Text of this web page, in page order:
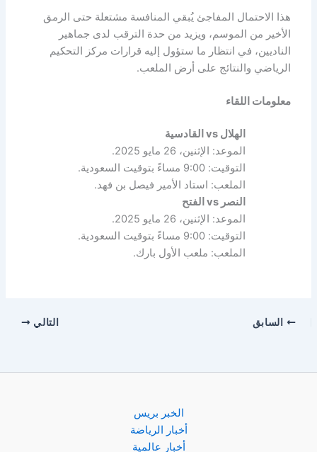
هذا الاحتمال المفاجئ يُبقي المنافسة مشتعلة حتى الرمق
الأخير من الموسم، ويزيد من حدة الترقب لدى جماهير
الناديين، في انتظار ما ستؤول إليه قرارات مركز التحكيم
الرياضي والنتائج على أرض الملعب.
معلومات اللقاء
الهلال vs القادسية
الموعد: الإثنين، 26 مايو 2025.
التوقيت: 9:00 مساءً بتوقيت السعودية.
الملعب: استاد الأمير فيصل بن فهد.
النصر vs الفتح
الموعد: الإثنين، 26 مايو 2025.
التوقيت: 9:00 مساءً بتوقيت السعودية.
الملعب: ملعب الأول بارك.
السابق التالي
الخبر بريس
أخبار الرياضة
أخبار عالمية